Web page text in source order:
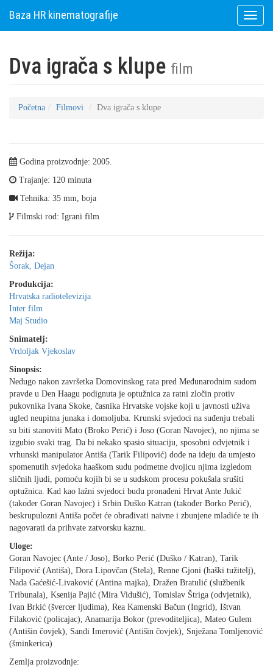
Toggle
Baza HR kinematografije
Dva igrača s klupe film
Početna Filmovi Dva igrača s klupe
Godina proizvodnje: 2005.
Trajanje: 120 minuta
Tehnika: 35 mm, boja
Filmski rod: Igrani film
Režija:
Šorak, Dejan
Produkcija:
Hrvatska radiotelevizija
Inter film
Maj Studio
Snimatelj:
Vrdoljak Vjekoslav
Sinopsis:
Nedugo nakon završetka Domovinskog rata pred Međunarodnim sudom
pravde u Den Haagu podignuta je optužnica za ratni zločin protiv
pukovnika Ivana Skoke, časnika Hrvatske vojske koji u javnosti uživa
ugled neupitna junaka i domoljuba. Krunski svjedoci na suđenju trebali
su biti stanoviti Mato (Broko Perić) i Joso (Goran Navojec), no njima se
izgubio svaki trag. Da bi nekako spasio situaciju, sposobni odvjetnik i
vrhunski manipulator Antiša (Tarik Filipović) dođe na ideju da umjesto
spomenutih svjedoka haaškom sudu podmetne dvojicu njima izgledom
sličnih ljudi, pomoću kojih bi se u sudskom procesu pokušala srušiti
optužnica. Kad kao lažni svjedoci budu pronađeni Hrvat Ante Jukić
(također Goran Navojec) i Srbin Duško Katran (također Borko Perić),
beskrupulozni Antiša počet će obrađivati naivne i zbunjene mladiće te ih
nagovarati da prihvate zatvorsku kaznu.
Uloge:
Goran Navojec (Ante / Joso), Borko Perić (Duško / Katran), Tarik
Filipović (Antiša), Dora Lipovčan (Stela), Renne Gjoni (haški tužitelj),
Nada Gaćešić-Livaković (Antina majka), Dražen Bratulić (službenik
Tribunala), Ksenija Pajić (Mira Vidušić), Tomislav Štriga (odvjetnik),
Ivan Brkić (švercer ljudima), Rea Kamenski Bačun (Ingrid), Ištvan
Filaković (policajac), Anamarija Bokor (prevoditeljica), Mateo Gulem
(Antišin čovjek), Sandi Imerović (Antišin čovjek), Snježana Tomljenović
(šminkerica)
Zemlja proizvodnje: